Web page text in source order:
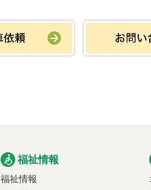
福祉情報
福祉情報